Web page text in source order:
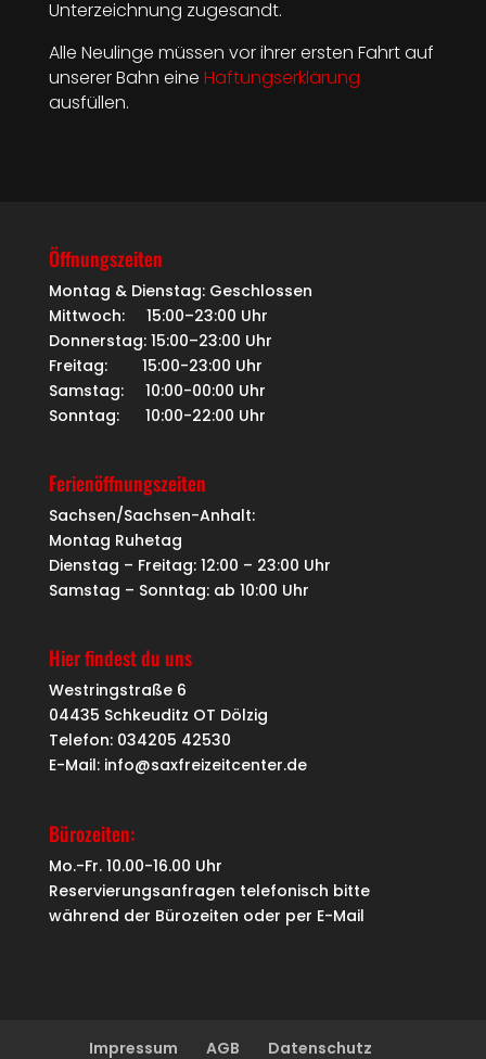
Unterzeichnung zugesandt.
Alle Neulinge müssen vor ihrer ersten Fahrt auf
unserer Bahn eine Haftungserklärung
ausfüllen.
Öffnungszeiten
Montag & Dienstag: Geschlossen
Mittwoch: 15:00–23:00 Uhr
Donnerstag: 15:00–23:00 Uhr
Freitag: 15:00-23:00 Uhr
Samstag: 10:00-00:00 Uhr
Sonntag: 10:00-22:00 Uhr
Ferienöffnungszeiten
Sachsen/Sachsen-Anhalt:
Montag Ruhetag
Dienstag – Freitag: 12:00 – 23:00 Uhr
Samstag – Sonntag: ab 10:00 Uhr
Hier findest du uns
Westringstraße 6
04435 Schkeuditz OT Dölzig
Telefon: 034205 42530
E-Mail: info@saxfreizeitcenter.de
Bürozeiten:
Mo.-Fr. 10.00-16.00 Uhr
Reservierungsanfragen telefonisch bitte
während der Bürozeiten oder per E-Mail
Impressum AGB Datenschutz